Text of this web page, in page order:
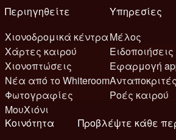
Περιηγηθείτε
Χιονοδρομικά κέντρα
Χάρτες καιρού
Χιονοπτώσεις
Νέα από το Whiteroom
Φωτογραφίες
ΜουΧιόνι
Υπηρεσίες
Μέλος
Εφαρμογή
Ανταποκριτές
Ροές καιρού
Κοινότητα
Προβλέψτε κάθε